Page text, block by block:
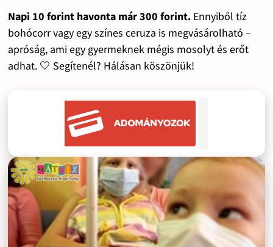
Napi 10 forint havonta már 300 forint.Ennyiből tíz
bohócorr vagy egy színes ceruza is megvásárolható –
apróság, ami egy gyermeknek mégis mosolyt és erőt
adhat. 🤍 Segítenél? Hálásan köszönjük!